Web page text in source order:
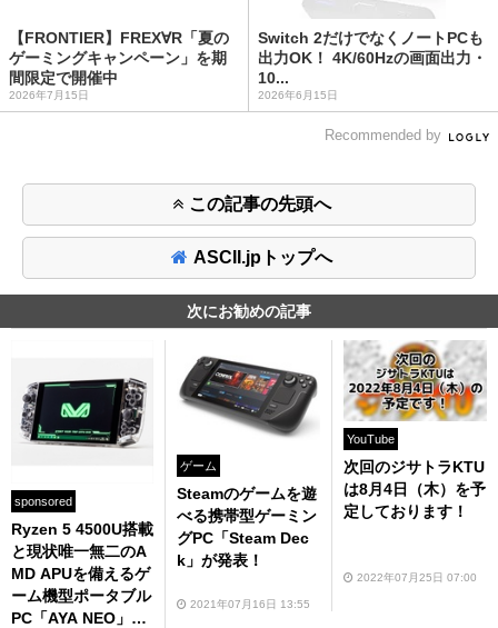
【FRONTIER】FREX∀R「夏の
ゲーミングキャンペーン」を期
間限定で開催中
2026年7月15日
Switch 2だけでなくノートPCも
出力OK！ 4K/60Hzの画面出力・
10...
2026年6月15日
Recommended by
この記事の先頭へ
ASCII.jpトップへ
次にお勧めの記事
sponsored
Ryzen 5 4500U搭載
と現状唯一無二のA
MD APUを備えるゲ
ーム機型ポータブル
PC「AYA NEO」の
ゲーム
Steamのゲームを遊
べる携帯型ゲーミン
グPC「Steam Dec
k」が発表！
2021年07月16日 13:55
YouTube
次回のジサトラKTU
は8月4日（木）を予
定しております！
2022年07月25日 07:00